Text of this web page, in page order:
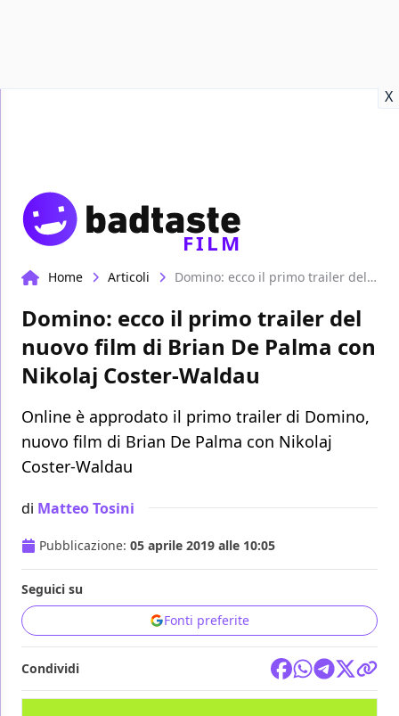
X
FILM
Home Articoli Domino: ecco il primo trailer del nuovo film di Brian De Palma con Nikolaj Coster-Waldau
Domino: ecco il primo trailer del
nuovo film di Brian De Palma con
Nikolaj Coster-Waldau
Online è approdato il primo trailer di Domino,
nuovo film di Brian De Palma con Nikolaj
Coster-Waldau
di Matteo Tosini
Pubblicazione: 05 aprile 2019 alle 10:05
Seguici su
Fonti preferite
Condividi